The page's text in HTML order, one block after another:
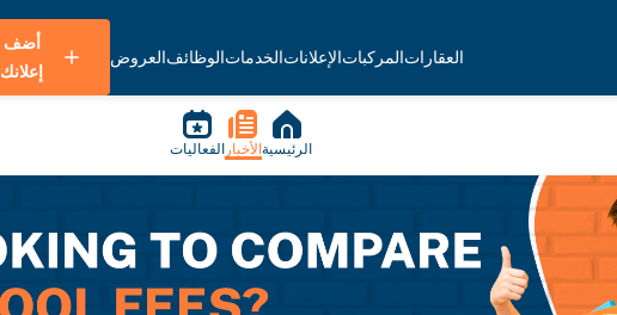
العقاراتالمركباتالإعلاناتالخدماتالوظائفالعروض
أضف
إعلانك
الرئيسية الأخبار الفعاليات